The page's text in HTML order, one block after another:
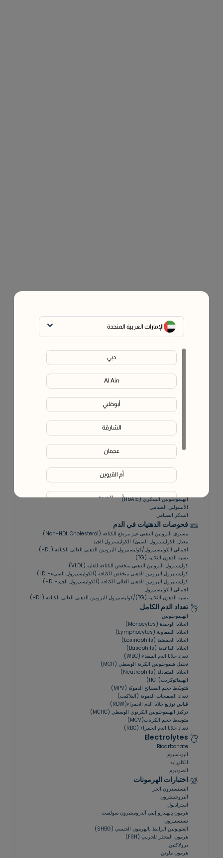
الإمارات العربية المتحدة
دبي
Al Ain
أبوظبي
الشارقة
عجمان
أم القيوين
رأس الخيمة
Liwa
جمع العينات
استشارة عن بُعد
يحتوي على:78الفحوصات المشمولة
فحوصات سكر الدم
الهيموجلوبين السكري (HbA1c)
الأنسولين الصيامي
السكر الصيامي
فحوصات الدهنيات في الدم
مستوى البروتين الدهني غير مرتفع الكثافة (Non-HDL Cholesterol)
معدل الكوليسترول السيئ/ الكوليسترول الجيد
اجمالي الكوليستيرول/كوليستيرول البروتين الدهني العالي الكثافة (HDL)
نسبة الدهون الثلاثية (TG)
كوليسترول البروتين الدهني منخفض الكثافة للغاية (VLDL)
كوليستيرول البروتين الدهني منخفض الكثافة (الكوليستيرول السيء-LDL)
كوليستيرول البروتين الدهني العالي الكثافة (الكوليستيرول الجيد-HDL)
اجمالي الكوليستيرول
نسبة الدهون الثلاثية (TG)/كوليستيرول البروتين الدهني العالي الكثافة (HDL)
تعداد الدم الكامل
الهيموجلوبين
الخلايا الوحيدة (Monocytes)
الخلايا اللمفاوية (Lymphocytes)
الخلايا الحمضية (Eosinophils)
الخلايا القاعدية (Basophils)
تعداد خلايا الدم البيضاء (WBC)
تحليل هيموجلوبين الكرية الوسطي (MCH)
الخلايا المتعادلة (Neutrophils)
الهيماتوكريت(HCT)
مُتوسّط ​​حجم الصفائح الدمويّة (MPV)
تعداد الصفيحات الدموية (البلاكيت)
قياس توزيع خلايا الدم الحمراء(RDW)
تركيز الهيموجلوبين الكريوي الوسطي (MCHC)
متوسط حجم الكريات(MCV)
تعداد خلايا الدم الحمراء (RBC)
Electrolytes
Bicarbonate
البوتاسيوم
الكلورايد
الصوديوم
اختبارات الهرمونات
التستسترون الحر
البروجسترون
استراديول
هرمون دِيهيدرو إيبي آندروستيرون سولفيت
تستستيرون
الغلوبولين الرابط بالهرمون الجنسي (SHBG)
هرمون المحفز للجريب (FSH)
برولاكتين
هرمون ملوتن